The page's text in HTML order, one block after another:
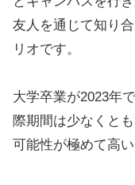
友人を通じて知り
リオです。
大学卒業が2023年
際期間は少なくと
可能性が極めて高い